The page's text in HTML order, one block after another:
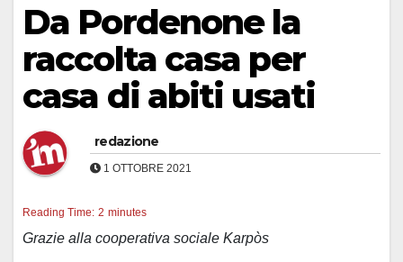
Da Pordenone la
raccolta casa per
casa di abiti usati
redazione
1 OTTOBRE 2021
Reading Time: 2 minutes
Grazie alla cooperativa sociale Karpòs